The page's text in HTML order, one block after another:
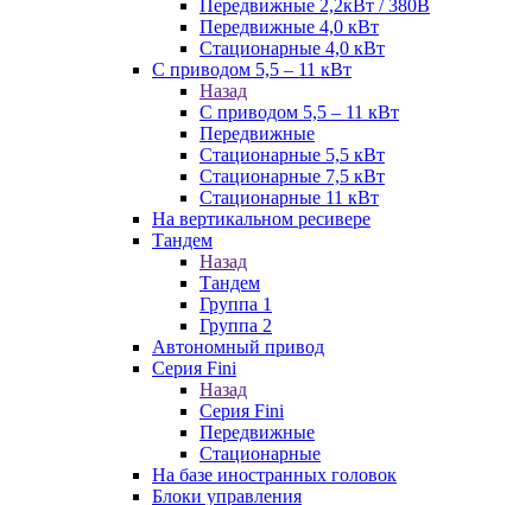
Передвижные 2,2кВт / 380В
Передвижные 4,0 кВт
Стационарные 4,0 кВт
С приводом 5,5 – 11 кВт
Назад
С приводом 5,5 – 11 кВт
Передвижные
Стационарные 5,5 кВт
Стационарные 7,5 кВт
Стационарные 11 кВт
На вертикальном ресивере
Тандем
Назад
Тандем
Группа 1
Группа 2
Автономный привод
Серия Fini
Назад
Серия Fini
Передвижные
Стационарные
На базе иностранных головок
Блоки управления